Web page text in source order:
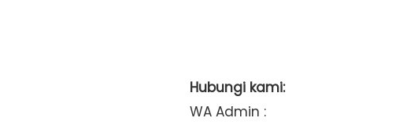
Hubungi kami:
WA Admin :